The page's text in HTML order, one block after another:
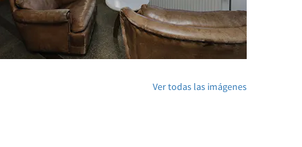
Ver todas las imágenes